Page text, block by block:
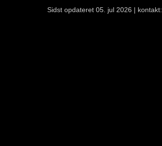
Sidst opdateret 05. jul 2026 | kontakt: